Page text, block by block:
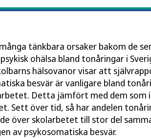
tänkbara orsaker bakom de
ohälsa bland tonåringar i
hälsovanor visar att
besvär är vanligare bland
Detta jämfört med dem som
Sett över tid, så har andelen
över skolarbetet till stor del
av psykosomatiska besvär.